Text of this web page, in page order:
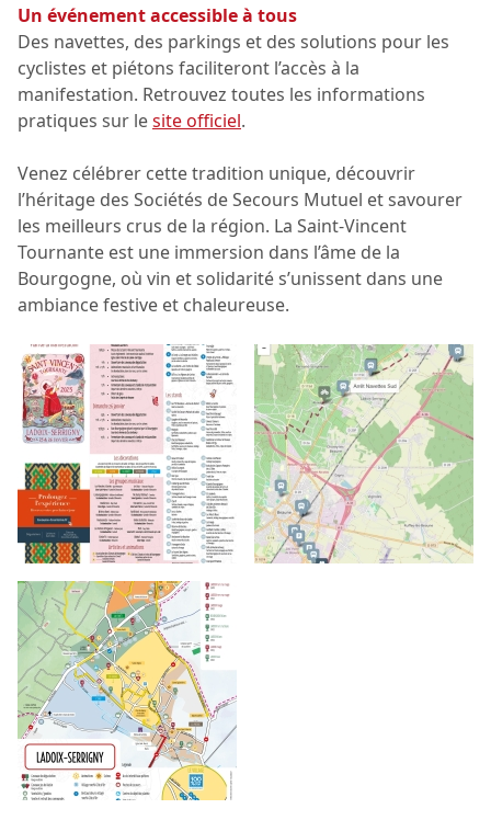
Un événement accessible à tous
Des navettes, des parkings et des solutions pour les
cyclistes et piétons faciliteront l’accès à la
manifestation. Retrouvez toutes les informations
pratiques sur lesite officiel.
Venez célébrer cette tradition unique, découvrir
l’héritage des Sociétés de Secours Mutuel et savourer
les meilleurs crus de la région. La Saint-Vincent
Tournante est une immersion dans l’âme de la
Bourgogne, où vin et solidarité s’unissent dans une
ambiance festive et chaleureuse.